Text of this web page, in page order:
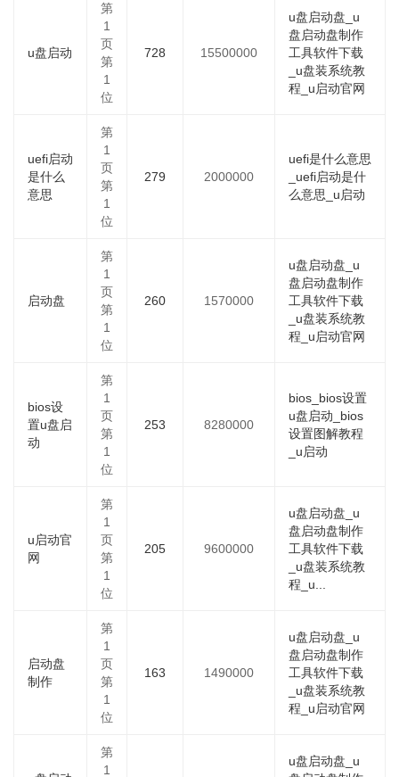
u盘启动
第
1
页
第
1
位
728 15500000
u盘启动盘_u
盘启动盘制作
工具软件下载
_u盘装系统教
程_u启动官网
uefi启动
是什么
意思
第
1
页
第
1
位
279 2000000
uefi是什么意思
_uefi启动是什
么意思_u启动
启动盘
第
1
页
第
1
位
260 1570000
u盘启动盘_u
盘启动盘制作
工具软件下载
_u盘装系统教
程_u启动官网
bios设
置u盘启
动
第
1
页
第
1
位
253 8280000
bios_bios设置
u盘启动_bios
设置图解教程
_u启动
u启动官
网
第
1
页
第
1
位
205 9600000
u盘启动盘_u
盘启动盘制作
工具软件下载
_u盘装系统教
程_u...
启动盘
制作
第
1
页
第
1
位
163 1490000
u盘启动盘_u
盘启动盘制作
工具软件下载
_u盘装系统教
程_u启动官网
第
1
u盘启动盘_u